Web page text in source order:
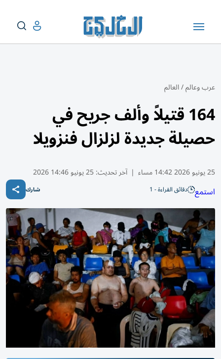
عرب وعالم/العالم
164 قتيلاً وألف جريح في
حصيلة جديدة لزلزال فنزويلا
25 يونيو 2026 14:42 مساء | آخر تحديث:25 يونيو 14:46 2026
استمع دقائق القراءة - 1 شارك